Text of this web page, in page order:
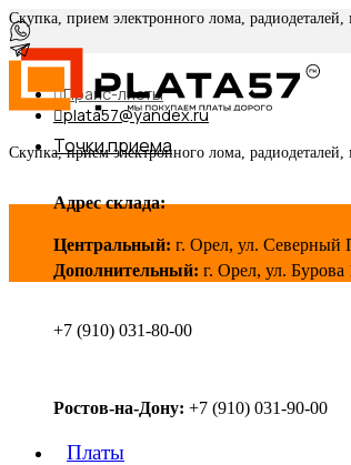
Скупка, прием электронного лома,
Прайс-листы
plata57@yandex.ru
Скупка, прием электронного лома,
Точки приема
Адрес склада:
Центральный: г. Орел, ул. Северный
Дополнительный: г. Орел, ул. Бурова
+7 (910) 031-80-00
Ростов-на-Дону: +7 (910) 031-90-00
Платы